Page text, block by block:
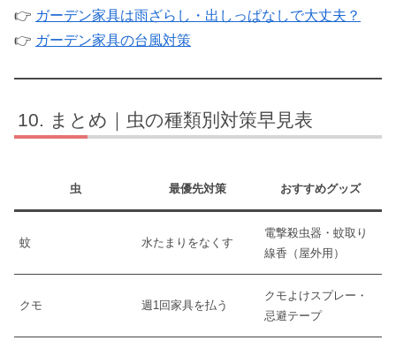
👉 ガーデン家具は雨ざらし・出しっぱなしで大丈夫？
👉 ガーデン家具の台風対策
まとめ｜虫の種類別対策早見表
虫 最優先対策 おすすめグッズ
蚊 水たまりをなくす
電撃殺虫器・蚊取り
線香（屋外用）
クモ 週1回家具を払う
クモよけスプレー・
忌避テープ